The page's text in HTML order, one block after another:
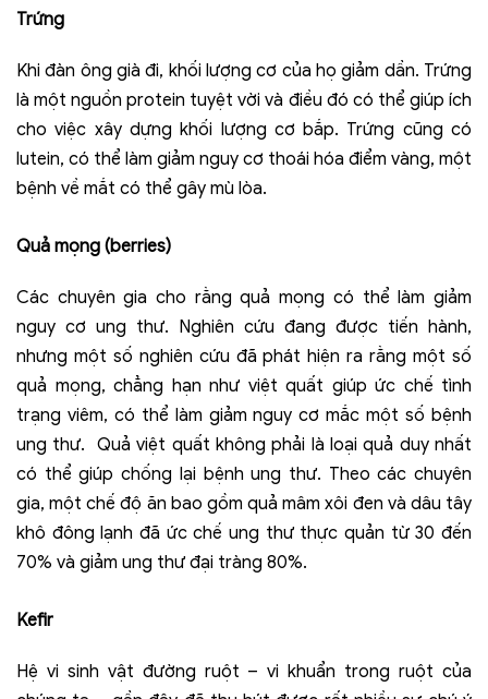
Trứng
Khi đàn ông già đi, khối lượng cơ của họ giảm dần. Trứng
là một nguồn protein tuyệt vời và điều đó có thể giúp ích
cho việc xây dựng khối lượng cơ bắp. Trứng cũng có
lutein, có thể làm giảm nguy cơ thoái hóa điểm vàng, một
bệnh về mắt có thể gây mù lòa.
Quả mọng (berries)
Các chuyên gia cho rằng quả mọng có thể làm giảm
nguy cơ ung thư. Nghiên cứu đang được tiến hành,
nhưng một số nghiên cứu đã phát hiện ra rằng một số
quả mọng, chẳng hạn như việt quất giúp ức chế tình
trạng viêm, có thể làm giảm nguy cơ mắc một số bệnh
ung thư. Quả việt quất không phải là loại quả duy nhất
có thể giúp chống lại bệnh ung thư. Theo các chuyên
gia, một chế độ ăn bao gồm quả mâm xôi đen và dâu tây
khô đông lạnh đã ức chế ung thư thực quản từ 30 đến
70% và giảm ung thư đại tràng 80%.
Kefir
Hệ vi sinh vật đường ruột – vi khuẩn trong ruột của